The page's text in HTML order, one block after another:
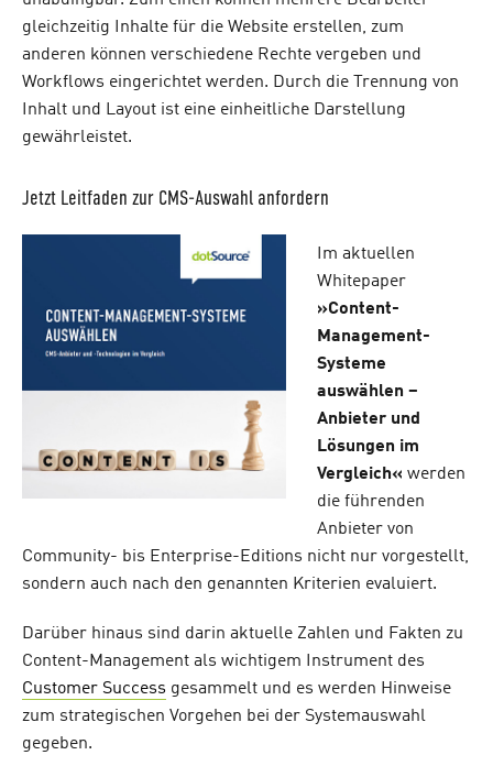
gleichzeitig Inhalte für die Website erstellen, zum
anderen können verschiedene Rechte vergeben und
Workflows eingerichtet werden. Durch die Trennung von
Inhalt und Layout ist eine einheitliche Darstellung
gewährleistet.
Jetzt Leitfaden zur CMS-Auswahl anfordern
Im aktuellen
Whitepaper
»Content-
Management-
Systeme
auswählen –
Anbieter und
Lösungen im
Vergleich« werden
die führenden
Anbieter von
Community- bis Enterprise-Editions nicht nur vorgestellt,
sondern auch nach den genannten Kriterien evaluiert.
Darüber hinaus sind darin aktuelle Zahlen und Fakten zu
Content-Management als wichtigem Instrument des
Customer Success gesammelt und es werden Hinweise
zum strategischen Vorgehen bei der Systemauswahl
gegeben.